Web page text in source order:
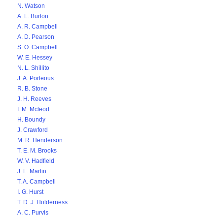
N. Watson
A. L. Burton
A. R. Campbell
A. D. Pearson
S. O. Campbell
W. E. Hessey
N. L. Shillito
J. A. Porteous
R. B. Stone
J. H. Reeves
I. M. Mcleod
H. Boundy
J. Crawford
M. R. Henderson
T. E. M. Brooks
W. V. Hadfield
J. L. Martin
T. A. Campbell
I. G. Hurst
T. D. J. Holderness
A. C. Purvis